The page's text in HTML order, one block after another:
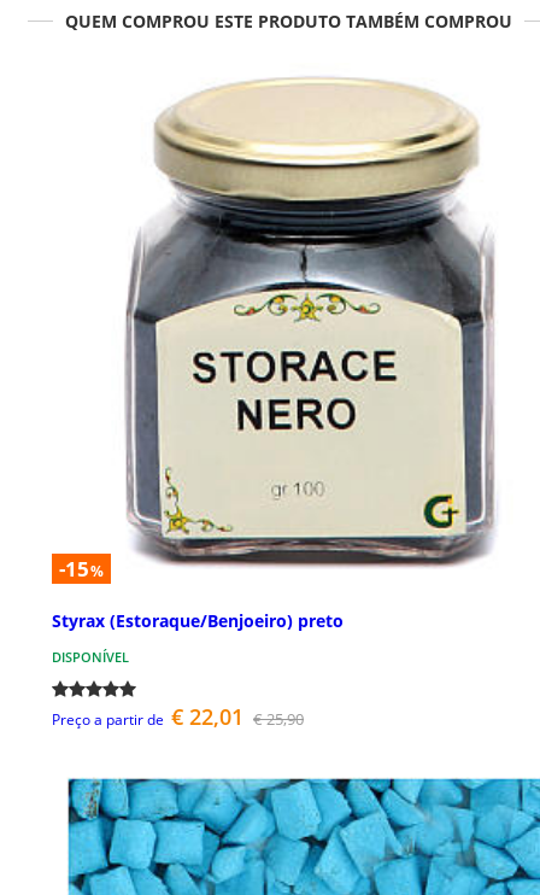
QUEM COMPROU ESTE PRODUTO TAMBÉM COMPROU
-15%
Styrax (Estoraque/Benjoeiro) preto
DISPONÍVEL
Preço a partir de € 22,01 € 25,90